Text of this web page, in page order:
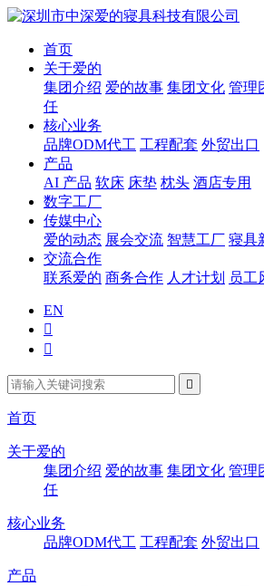
首页
关于爱的
集团介绍 爱的故事 集团文化 管理
任
核心业务
品牌ODM代工 工程配套 外贸出口
产品
AI 产品 软床 床垫 枕头 酒店专用
数字工厂
传媒中心
爱的动态 展会交流 智慧工厂 寝具
交流合作
联系爱的 商务合作 人才计划 员工
EN



首页
关于爱的
集团介绍 爱的故事 集团文化 管理
任
核心业务
品牌ODM代工 工程配套 外贸出口
产品